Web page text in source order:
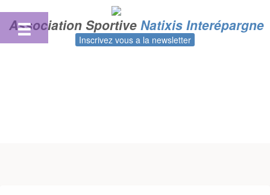
content
Association Sportive Natixis Interépargne
Inscrivez vous a la newsletter